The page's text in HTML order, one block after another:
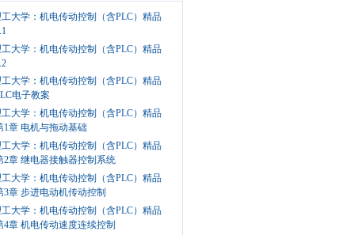
大学：机电传动控制（含PLC）精品
大学：机电传动控制（含PLC）精品
大学：机电传动控制（含PLC）精品
电子教案
大学：机电传动控制（含PLC）精品
1章 电机与拖动基础
大学：机电传动控制（含PLC）精品
2章 继电器接触器控制系统
大学：机电传动控制（含PLC）精品
3章 步进电动机传动控制
大学：机电传动控制（含PLC）精品
4章 机电传动速度连续控制